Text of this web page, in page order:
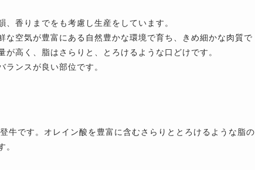
香りまでをも考慮し生産をしています。
空気が豊富にある自然豊かな環境で育ち、きめ細かな肉質で
高く、脂はさらりと、とろけるような口どけです。
ンスが良い部位です。
牛です。オレイン酸を豊富に含むさらりととろけるような脂の
。